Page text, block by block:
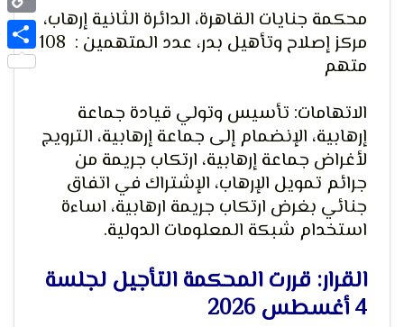
الحق
لحرية
محكمة جنايات القاهرة، الدائرة الثانية إرهاب،
مركز إصلاح وتأهيل بدر، عدد المتهمين : 108
متهم
الاتهامات: تأسيس وتولي قيادة جماعة
إرهابية، الإنضمام إلى جماعة إرهابية، الترويج
لأغراض جماعة إرهابية، ارتكاب جريمة من
جرائم تمويل الإرهاب، الإشتراك في اتفاق
جنائي بغرض ارتكاب جريمة ارهابية، اساءة
استخدام شبكة المعلومات الدولية.
القرار: قررت المحكمة التأجيل لجلسة
4 أغسطس 2026
Copy
Link